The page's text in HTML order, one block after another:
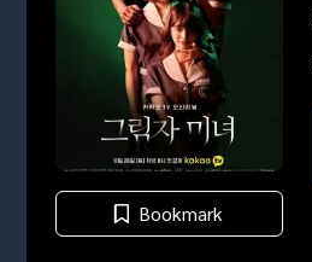
Bookmark